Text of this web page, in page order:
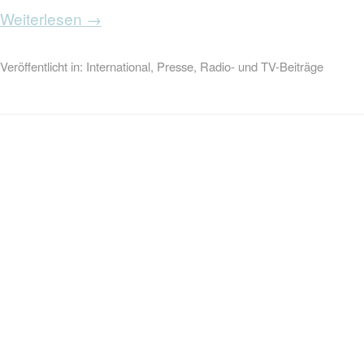
Weiterlesen →
Veröffentlicht in: International, Presse, Radio- und TV-Beiträge